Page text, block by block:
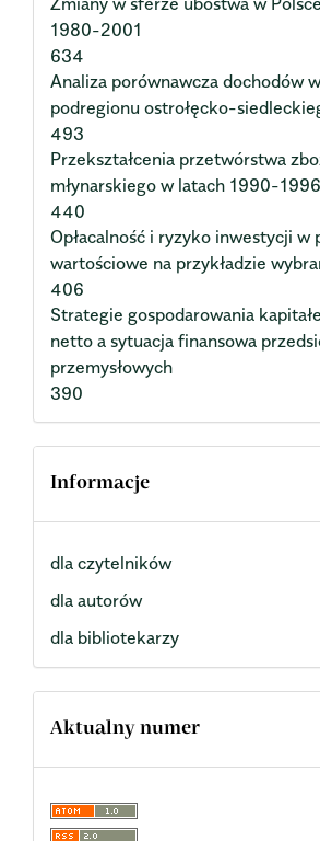
1980-2001
634
Analiza porównawcza dochodów
podregionu ostrołęcko-
493
Przekształcenia przetwórstwa
młynarskiego w latach 1990-1996
440
Opłacalność i ryzyko inwestycji w
wartościowe na przykładzie
406
Strategie gospodarowania
netto a sytuacja finansowa
przemysłowych
390
Informacje
dla czytelników
dla autorów
dla bibliotekarzy
Aktualny numer